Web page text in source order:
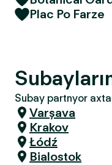
Plac Po Farze
Subay partnyor
Varşava
Krakov
Łódź
Bialostok